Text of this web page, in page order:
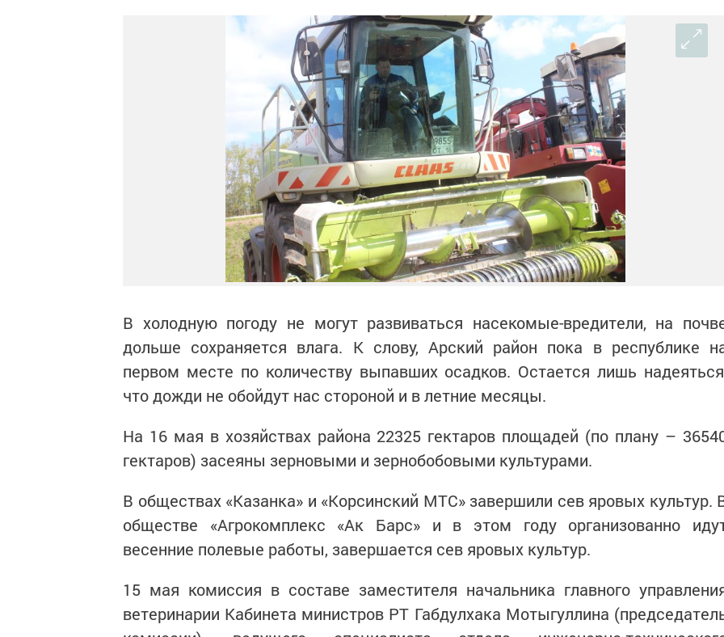
В холодную погоду не могут развиваться насекомые-вредители, на
дольше сохраняется влага. К слову, Арский район пока в республике
первом месте по количеству выпавших осадков. Остается лишь
что дожди не обойдут нас стороной и в летние месяцы.
На 16 мая в хозяйствах района 22325 гектаров площадей (по плану –
гектаров) засеяны зерновыми и зернобобовыми культурами.
В обществах «Казанка» и «Корсинский МТС» завершили сев яровых культур.
обществе «Агрокомплекс «Ак Барс» и в этом году организованно
весенние полевые работы, завершается сев яровых культур.
15 мая комиссия в составе заместителя начальника главного
ветеринарии Кабинета министров РТ Габдулхака Мотыгуллина